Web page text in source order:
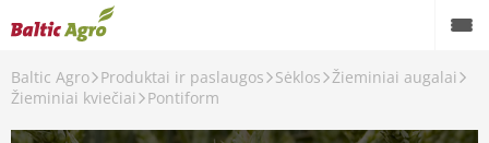
Baltic Agro Produktai ir paslaugos Sėklos Žieminiai augalai
Žieminiai kviečiai
Pontiform